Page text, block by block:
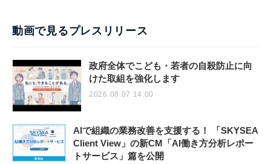
動画で見るプレスリリース
政府全体でこども・若者の自殺防止に向
けた取組を強化します
2026.08.07 14:00
AIで組織の業務改善を支援する！ 「SKYSEA
Client View」の新CM「AI働き方分析レポー
トサービス」篇を公開